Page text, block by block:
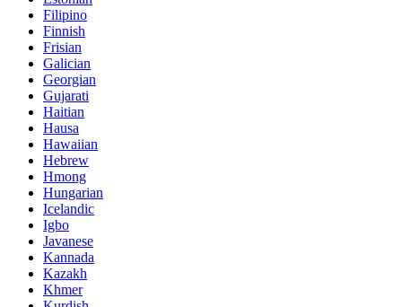
Filipino
Finnish
Frisian
Galician
Georgian
Gujarati
Haitian
Hausa
Hawaiian
Hebrew
Hmong
Hungarian
Icelandic
Igbo
Javanese
Kannada
Kazakh
Khmer